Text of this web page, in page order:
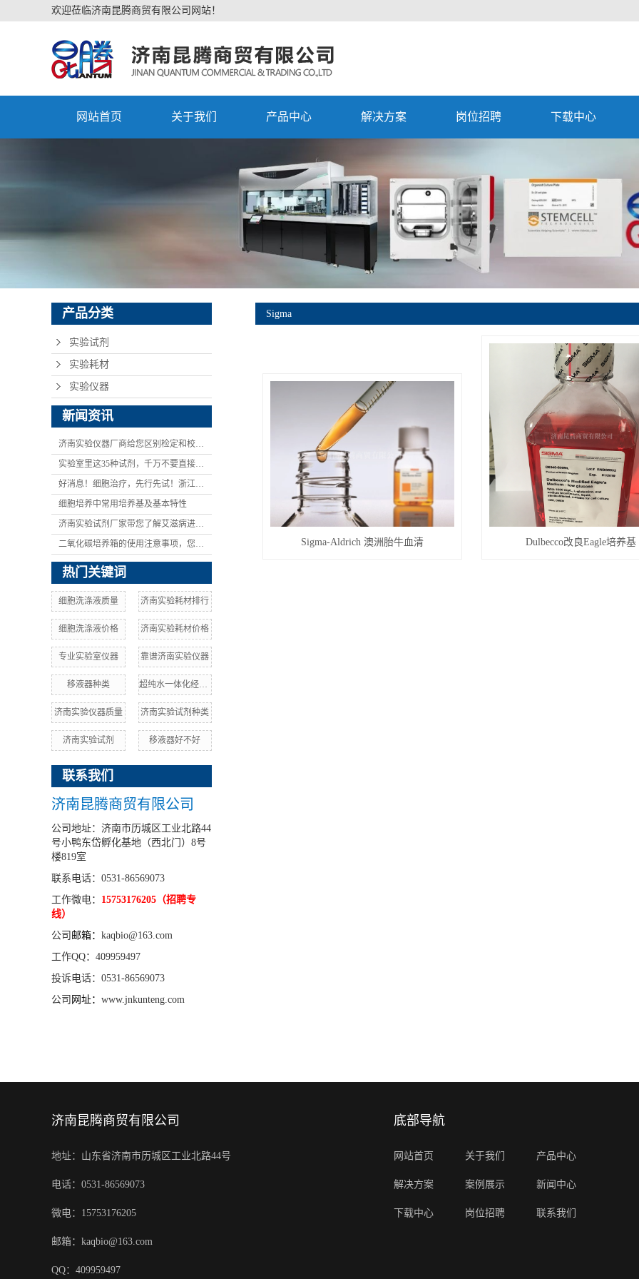
欢迎莅临济南昆腾商贸有限公司网站！
网站首页 关于我们 产品中心 解决方案 岗位招聘 下载中心
产品分类
实验试剂
实验耗材
实验仪器
新闻资讯
济南实验仪器厂商给您区别检定和校验的含义与区别
实验室里这35种试剂，千万不要直接碰！
好消息！细胞治疗，先行先试！浙江拟推细胞治疗技术创新发展试点！
细胞培养中常用培养基及基本特性
济南实验试剂厂家带您了解艾滋病进展研究描述
二氧化碳培养箱的使用注意事项，您都知道吗
热门关键词
细胞洗涤液质量 济南实验耗材排行
细胞洗涤液价格 济南实验耗材价格
专业实验室仪器 靠谱济南实验仪器
移液器种类 超纯水一体化经销商
济南实验仪器质量 济南实验试剂种类
济南实验试剂 移液器好不好
联系我们
济南昆腾商贸有限公司
公司地址：济南市历城区工业北路44
号小鸭东岱孵化基地（西北门）8号
楼819室
联系电话：0531-86569073
工作微电： 15753176205（招聘专
线）
公司 邮箱： kaqbio@163.com
工作QQ：409959497
投诉电话： 0531-86569073
公司 网址： www.jnkunteng.com
Sigma
Sigma-Aldrich 澳洲胎牛血清 Dulbecco改良Eagle培养基
济南昆腾商贸有限公司
地址：山东省济南市历城区工业北路44号
电话：0531-86569073
微电：15753176205
邮箱：kaqbio@163.com
QQ：409959497
底部导航
网站首页 关于我们 产品中心
解决方案 案例展示 新闻中心
下载中心 岗位招聘 联系我们